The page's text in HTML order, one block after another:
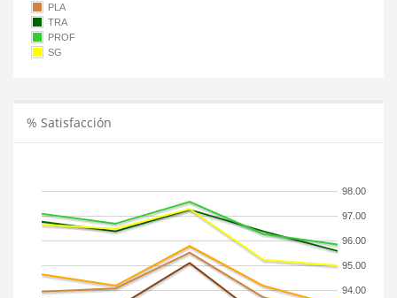
PLA
TRA
PROF
SG
% Satisfacción
94.00
95.00
96.00
97.00
98.00